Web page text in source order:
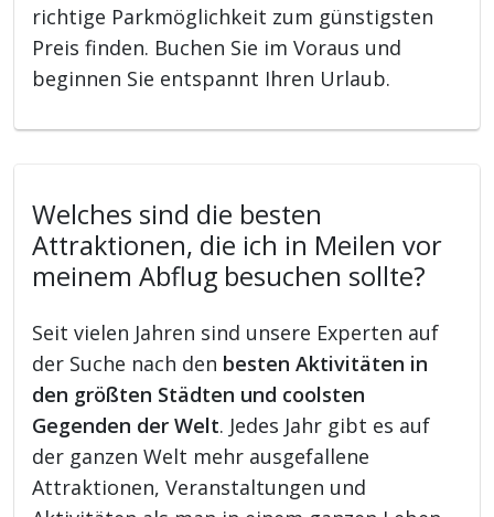
richtige Parkmöglichkeit zum günstigsten
Preis finden. Buchen Sie im Voraus und
beginnen Sie entspannt Ihren Urlaub.
Welches sind die besten
Attraktionen, die ich in Meilen vor
meinem Abflug besuchen sollte?
Seit vielen Jahren sind unsere Experten auf
der Suche nach den besten Aktivitäten in
den größten Städten und coolsten
Gegenden der Welt. Jedes Jahr gibt es auf
der ganzen Welt mehr ausgefallene
Attraktionen, Veranstaltungen und